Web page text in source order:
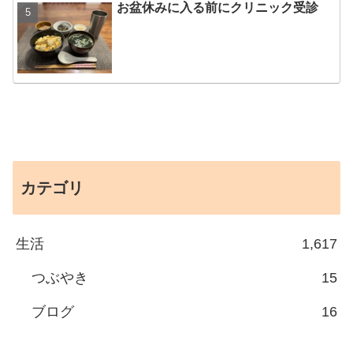
お盆休みに入る前にクリニック受診
カテゴリ
生活 1,617
つぶやき 15
ブログ 16